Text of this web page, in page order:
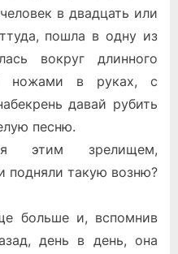
в двадцать или
пошла в одну из
вокруг длинного
ножами в руках, с
давай рубить
песню.
этим зрелищем,
подняли такую возню?
больше и, вспомнив
день в день, она